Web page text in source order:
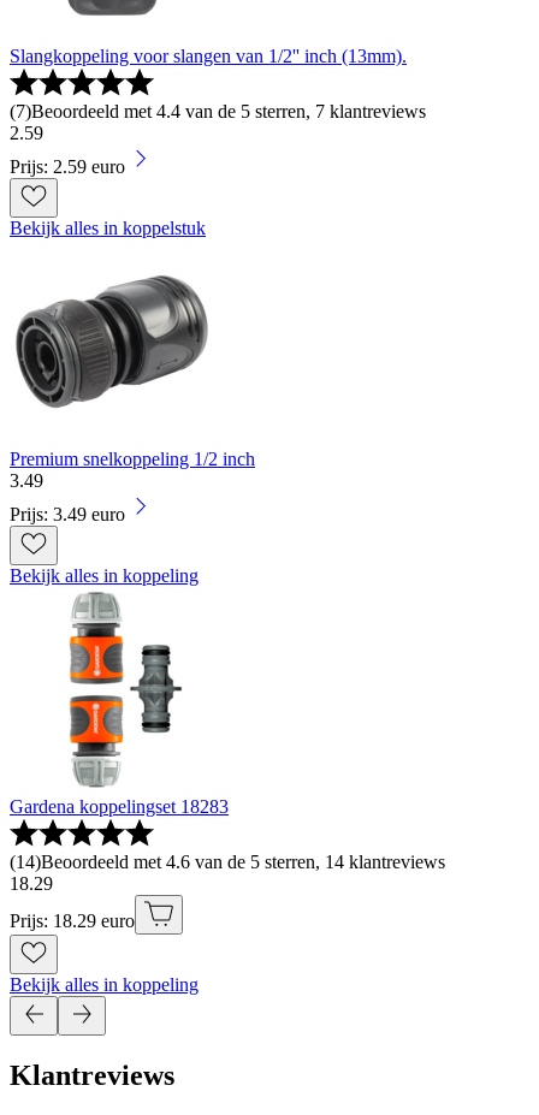
Slangkoppeling voor slangen van 1/2'' inch (13mm).
(7)Beoordeeld met 4.4 van de 5 sterren, 7 klantreviews
2.59
Prijs: 2.59 euro
Bekijk alles in koppelstuk
Premium snelkoppeling 1/2 inch
3.49
Prijs: 3.49 euro
Bekijk alles in koppeling
Gardena koppelingset 18283
(14)Beoordeeld met 4.6 van de 5 sterren, 14 klantreviews
18.29
Prijs: 18.29 euro
Bekijk alles in koppeling
Klantreviews